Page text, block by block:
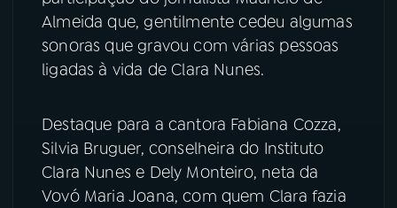
Almeida que, gentilmente cedeu algumas
sonoras que gravou com várias pessoas
ligadas à vida de Clara Nunes.
Destaque para a cantora Fabiana Cozza,
Silvia Bruguer, conselheira do Instituto
Clara Nunes e Dely Monteiro, neta da
Vovó Maria Joana, com quem Clara fazia